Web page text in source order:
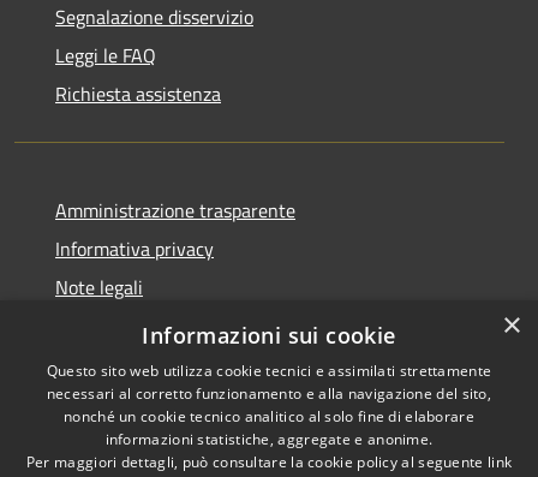
Segnalazione disservizio
Leggi le FAQ
Richiesta assistenza
Amministrazione trasparente
Informativa privacy
Note legali
Dichiarazione di accessibilità
Copyright © 2026 • Comune di
×
Informazioni sui cookie
Questo sito web utilizza cookie tecnici e assimilati strettamente
necessari al corretto funzionamento e alla navigazione del sito,
nonché un cookie tecnico analitico al solo fine di elaborare
informazioni statistiche, aggregate e anonime.
Per maggiori dettagli, può consultare la cookie policy al seguente link